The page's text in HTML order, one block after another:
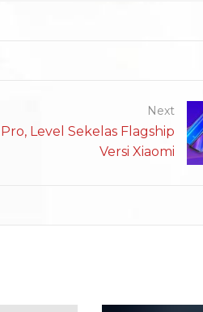
Next
Level Sekelas Flagship
Versi Xiaomi